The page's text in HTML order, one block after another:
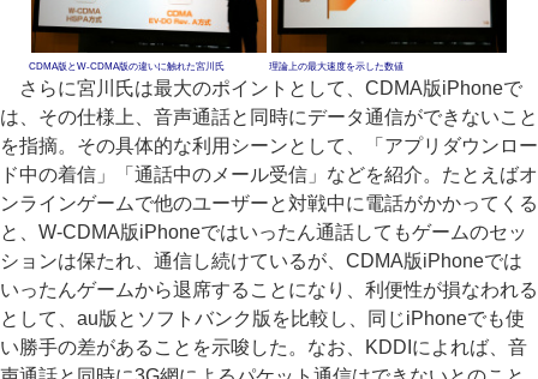
CDMA版とW-CDMA版の違いに触れた宮川氏 理論上の最大速度を示した数値
さらに宮川氏は最大のポイントとして、CDMA版iPhoneで
は、その仕様上、音声通話と同時にデータ通信ができないこと
を指摘。その具体的な利用シーンとして、「アプリダウンロー
ド中の着信」「通話中のメール受信」などを紹介。たとえばオ
ンラインゲームで他のユーザーと対戦中に電話がかかってくる
と、W-CDMA版iPhoneではいったん通話してもゲームのセッ
ションは保たれ、通信し続けているが、CDMA版iPhoneでは
いったんゲームから退席することになり、利便性が損なわれる
として、au版とソフトバンク版を比較し、同じiPhoneでも使
い勝手の差があることを示唆した。なお、KDDIによれば、音